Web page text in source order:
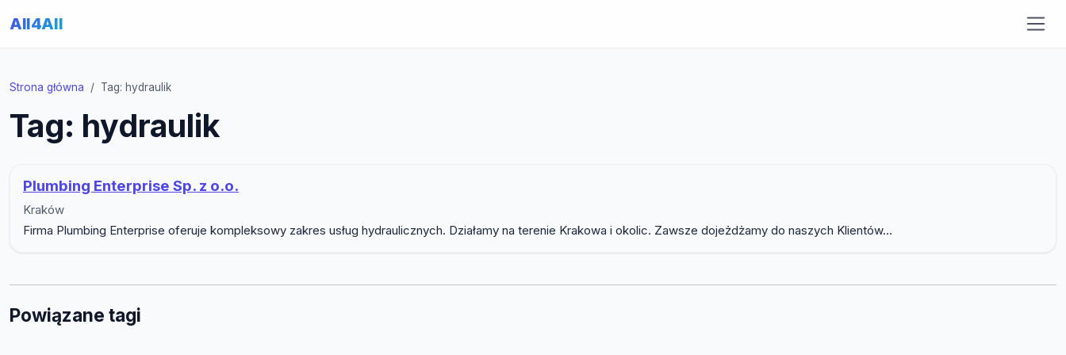
All4All
Strona główna Tag: hydraulik
Tag: hydraulik
Plumbing Enterprise Sp. z o.o.
Kraków
Firma Plumbing Enterprise oferuje kompleksowy zakres usług hydraulicznych. Działamy na terenie Krakowa i okolic. Zawsze dojeżdżamy do naszych Klientów...
Powiązane tagi